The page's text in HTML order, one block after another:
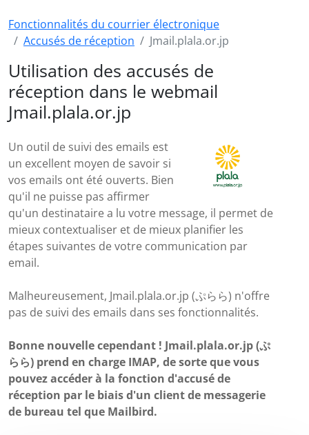
Fonctionnalités du courrier électronique
Accusés de réception
Jmail.plala.or.jp
Utilisation des accusés de
réception dans le webmail
Jmail.plala.or.jp
Un outil de suivi des emails est
un excellent moyen de savoir si
vos emails ont été ouverts. Bien
qu'il ne puisse pas affirmer
qu'un destinataire a lu votre message, il permet de
mieux contextualiser et de mieux planifier les
étapes suivantes de votre communication par
email.
Malheureusement, Jmail.plala.or.jp (ぷらら) n'offre
pas de suivi des emails dans ses fonctionnalités.
Bonne nouvelle cependant ! Jmail.plala.or.jp (ぷ
らら) prend en charge IMAP, de sorte que vous
pouvez accéder à la fonction d'accusé de
réception par le biais d'un client de messagerie
de bureau tel que Mailbird.